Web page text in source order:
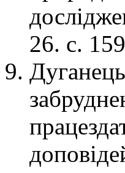
26. с.